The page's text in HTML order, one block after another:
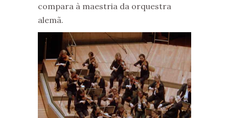
compara à maestria da orquestra
alemã.